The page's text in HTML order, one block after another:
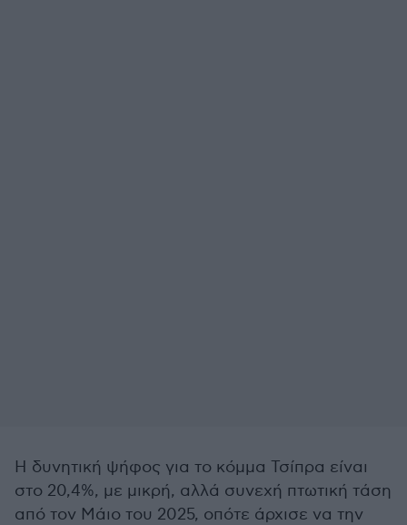
Η δυνητική ψήφος για το κόμμα Τσίπρα είναι
στο 20,4%, με μικρή, αλλά συνεχή πτωτική τάση
από τον Μάιο του 2025, οπότε άρχισε να την